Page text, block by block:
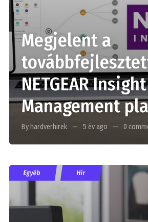
Megjelent a
NETGEAR
Management
By hardverhirek 5 év ago 0
Egyéb Hír